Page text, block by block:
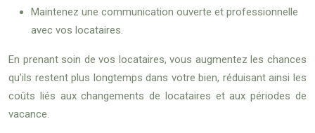
Maintenez une communication ouverte et professionnelle
avec vos locataires.
En prenant soin de vos locataires, vous augmentez les chances
qu’ils restent plus longtemps dans votre bien, réduisant ainsi les
coûts liés aux changements de locataires et aux périodes de
vacance.